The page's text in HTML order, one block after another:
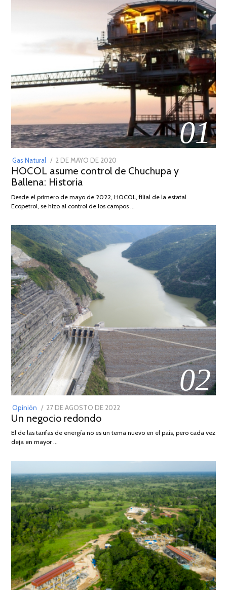
01
Gas Natural
POSTED
ON
2 DE MAYO DE 2020
DE
2026
HOCOL asume control de Chuchupa y
Ballena: Historia
Desde el primero de mayo de 2022, HOCOL, filial de la estatal
Ecopetrol, se hizo al control de los campos …
02
Opinión
POSTED
ON
27 DE AGOSTO DE 2022
Un negocio redondo
El de las tarifas de energía no es un tema nuevo en el país, pero cada vez
deja en mayor …